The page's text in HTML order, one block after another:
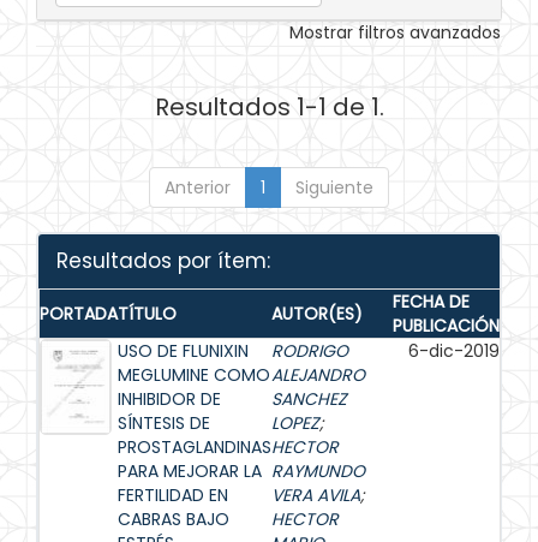
Mostrar filtros avanzados
Resultados 1-1 de 1.
Anterior 1 Siguiente
Resultados por ítem:
PORTADATÍTULO AUTOR(ES)
FECHA DE
PUBLICACIÓN
USO DE FLUNIXIN
MEGLUMINE COMO
INHIBIDOR DE
SÍNTESIS DE
PROSTAGLANDINAS
PARA MEJORAR LA
FERTILIDAD EN
CABRAS BAJO
RODRIGO
ALEJANDRO
SANCHEZ
LOPEZ;
HECTOR
RAYMUNDO
VERA AVILA;
HECTOR
6-dic-2019